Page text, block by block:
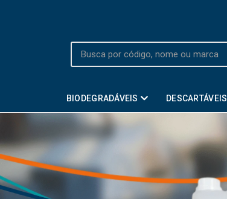
BIODEGRADÁVEIS DESCARTÁVEIS